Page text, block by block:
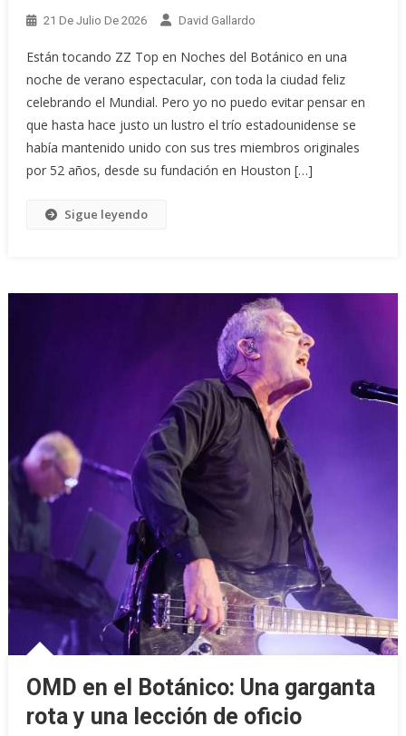
21 De Julio De 2026 David Gallardo
Están tocando ZZ Top en Noches del Botánico en una
noche de verano espectacular, con toda la ciudad feliz
celebrando el Mundial. Pero yo no puedo evitar pensar en
que hasta hace justo un lustro el trío estadounidense se
había mantenido unido con sus tres miembros originales
por 52 años, desde su fundación en Houston […]
Sigue leyendo
OMD en el Botánico: Una garganta
rota y una lección de oficio